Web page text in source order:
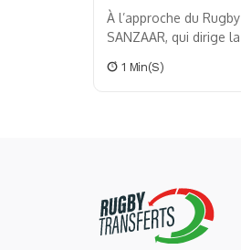
À l’approche du
SANZAAR, qui dirige
réglementaires qui
1 Min(s)